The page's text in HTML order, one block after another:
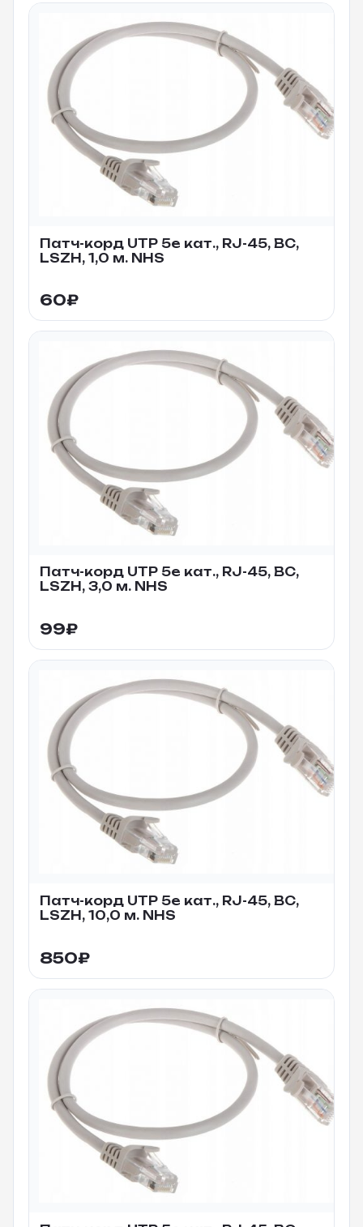
Патч-корд UTP 5e кат., RJ-45, BC,
LSZH, 1,0 м. NHS
60₽
Патч-корд UTP 5e кат., RJ-45, BC,
LSZH, 3,0 м. NHS
99₽
Патч-корд UTP 5e кат., RJ-45, BC,
LSZH, 10,0 м. NHS
850₽